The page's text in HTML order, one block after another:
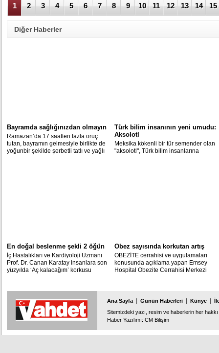
1 2 3 4 5 6 7 8 9 10 11 12 13 14 15
Diğer Haberler
Bayramda sağlığınızdan olmayın
Ramazan’da 17 saatten fazla oruç
tutan, bayramın gelmesiyle birlikte de
yoğunbir şekilde şerbetli tatlı ve yağlı
Türk bilim insanının yeni umudu:
Aksolotl
Meksika kökenli bir tür semender olan
"aksolotl", Türk bilim insanlarına
En doğal beslenme şekli 2 öğün
İç Hastalıkları ve Kardiyoloji Uzmanı
Prof. Dr. Canan Karatay insanlara son
yüzyılda ‘Aç kalacağım’ korkusu
olduğunu söyledi; Peygamberimizi
örnek gösterdi.
Obez sayısında korkutan artış
OBEZİTE cerrahisi ve uygulamaları
konusunda açıklama yapan Emsey
Hospital Obezite Cerrahisi Merkezi
bir sorun olmadığını anlattı.
Ana Sayfa Günün Haberleri Künye
Sitemizdeki yazı, resim ve haberlerin her
Haber Yazılımı: CM Bilişim